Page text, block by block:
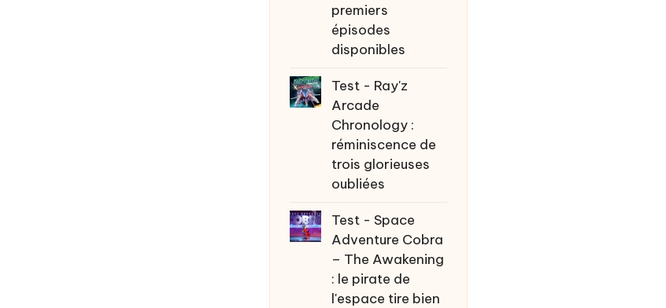
premiers
épisodes
disponibles
Test - Ray'z
Arcade
Chronology :
réminiscence de
trois glorieuses
oubliées
Test - Space
Adventure Cobra
– The Awakening
: le pirate de
l'espace tire bien